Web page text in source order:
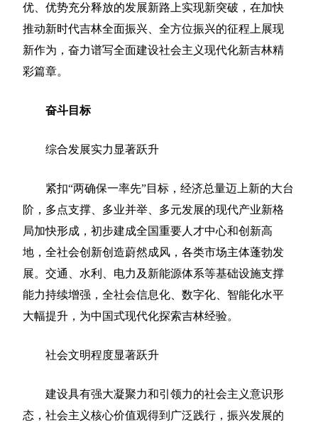
优、优势充分释放的发展新路上实现新突破，在加快
推动新时代吉林全面振兴、全方位振兴的征程上展现
新作为，奋力谱写全面建设社会主义现代化新吉林精
彩篇章。
奋斗目标
综合发展实力显著跃升
紧扣“两确保一率先”目标，经济总量迈上新的大台
阶，多点支撑、多业并举、多元发展的现代产业新格
局加快形成，初步建成全国重要人才中心和创新高
地，全社会创新创造蔚然成风，各类市场主体蓬勃发
展。交通、水利、电力及新能源体系等基础设施支撑
能力持续增强，全社会信息化、数字化、智能化水平
大幅提升，为中国式现代化探索吉林经验。
社会文明程度显著跃升
建设具有强大凝聚力和引领力的社会主义意识形
态，社会主义核心价值观得到广泛践行，振兴发展的